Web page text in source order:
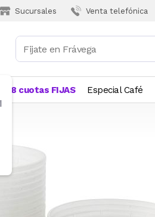
Sucursales Venta telefónica
18 cuotas FIJAS Especial Café